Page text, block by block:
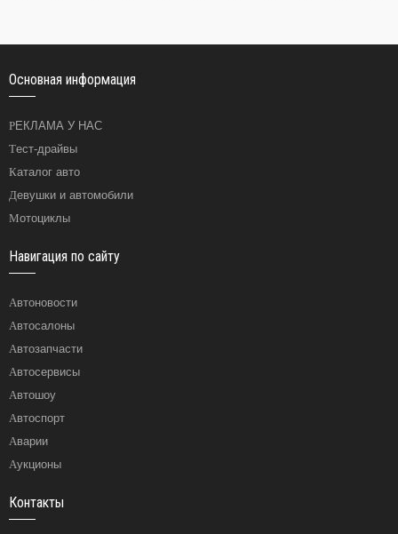
Основная информация
РЕКЛАМА У НАС
Тест-драйвы
Каталог авто
Девушки и автомобили
Мотоциклы
Навигация по сайту
Автоновости
Автосалоны
Автозапчасти
Автосервисы
Автошоу
Автоспорт
Аварии
Аукционы
Контакты